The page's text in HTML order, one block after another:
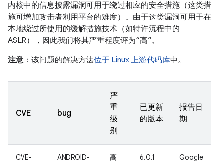
内核中的信息披露漏洞可用于绕过相应的安全措施（这类措
施可增加攻击者利用平台的难度）。由于这类漏洞可用于在
本地绕过所使用的缓解措施技术（如特许流程中的
ASLR），因此我们将其严重程度评为“高”。
注意：该问题的解决方法位于 Linux 上游代码库中。
CVE bug
严
重
级
别
已更新
的版本
报告日
期
CVE-
ANDROID-
高 6.0.1
Google